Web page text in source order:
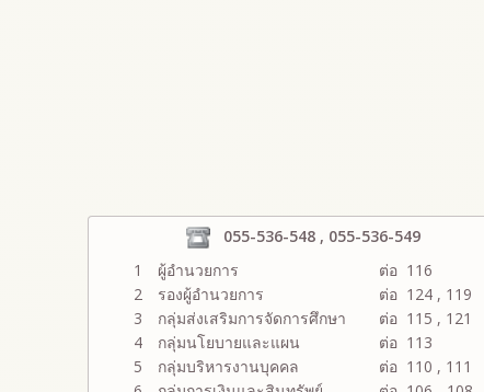
055-536-548 , 055-536-549
1
ผู้อำนวยการ
ต่อ 116
2
รองผู้อำนวยการ
ต่อ 124 , 119
3
กลุ่มส่งเสริมการจัดการศึกษา
ต่อ 115 , 121
4
กลุ่มนโยบายและแผน
ต่อ 113
5
กลุ่มบริหารงานบุคคล
ต่อ 110 , 111